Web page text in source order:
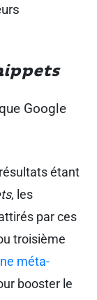
Google
étant
, les
par ces
troisième
méta-
booster le